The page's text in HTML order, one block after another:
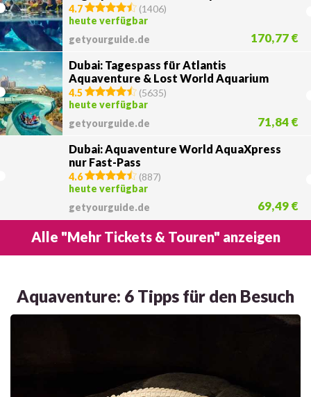
4.7 (1406)
heute verfügbar
getyourguide.de
170,77 €
Dubai: Tagespass für Atlantis
Aquaventure & Lost World Aquarium
4.5 (5635)
heute verfügbar
getyourguide.de
71,84 €
Dubai: Aquaventure World AquaXpress
nur Fast-Pass
4.6 (887)
heute verfügbar
getyourguide.de
69,49 €
Alle "Mehr Tickets & Touren" anzeigen
Aquaventure: 6 Tipps für den Besuch